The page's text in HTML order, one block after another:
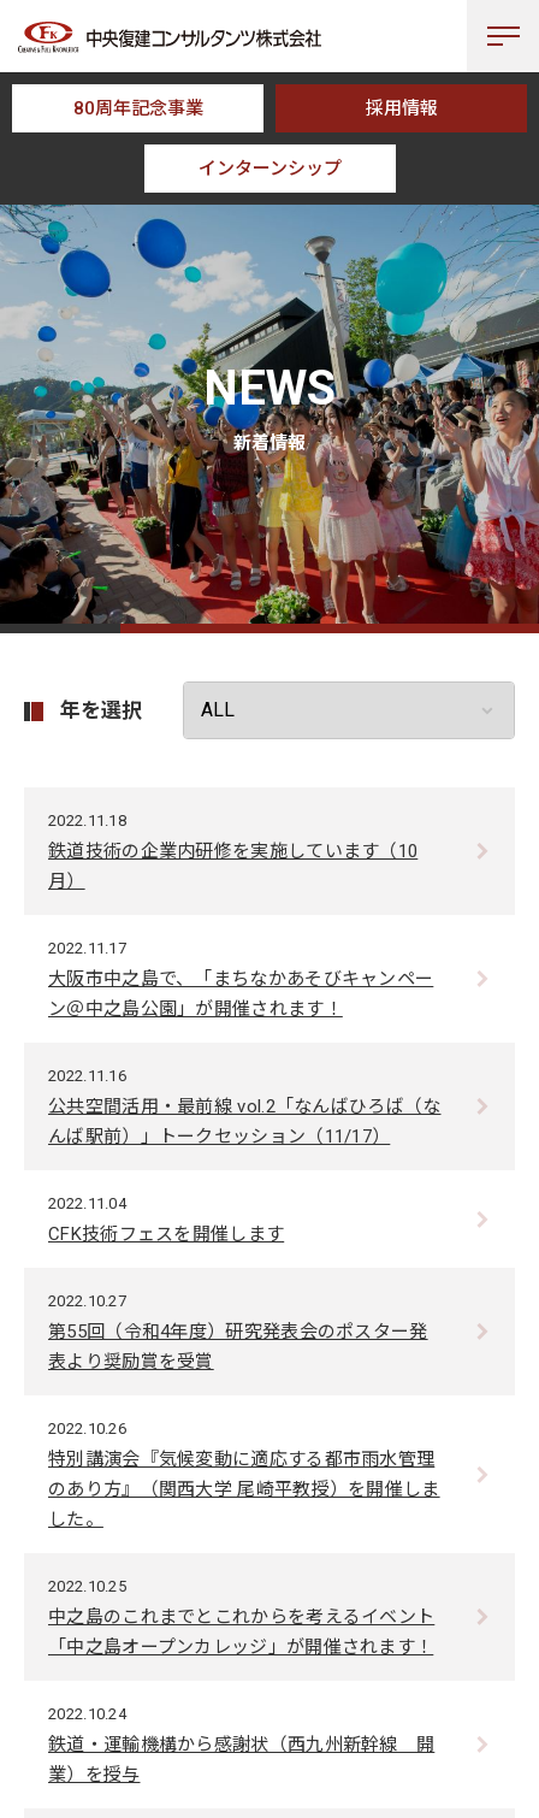
80周年記念事業 採用情報
インターンシップ
NEWS
新着情報
年を選択
2022.11.18
鉄道技術の企業内研修を実施しています（10
月）
2022.11.17
大阪市中之島で、「まちなかあそびキャンペー
ン＠中之島公園」が開催されます！
2022.11.16
公共空間活用・最前線 vol.2「なんばひろば（な
んば駅前）」トークセッション（11/17）
2022.11.04
CFK技術フェスを開催します
2022.10.27
第55回（令和4年度）研究発表会のポスター発
表より奨励賞を受賞
2022.10.26
特別講演会『気候変動に適応する都市⾬⽔管理
のあり⽅』（関西大学 尾崎平教授）を開催しま
した。
2022.10.25
中之島のこれまでとこれからを考えるイベント
「中之島オープンカレッジ」が開催されます！
2022.10.24
鉄道・運輸機構から感謝状（西九州新幹線 開
業）を授与